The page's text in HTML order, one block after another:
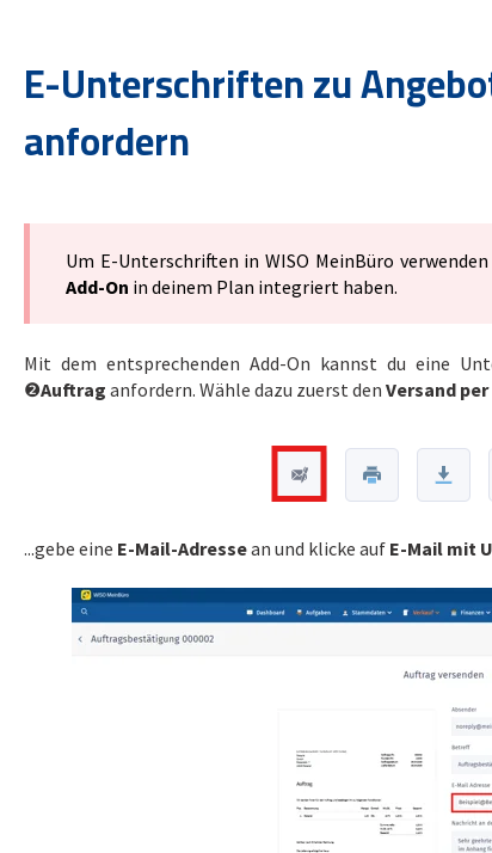
E-Unterschriften zu
anfordern
Um E-Unterschriften in WISO MeinBüro
Add-On in deinem Plan integriert haben.
Mit dem entsprechenden Add-On kannst du eine
❷Auftrag anfordern. Wähle dazu zuerst den Versand
...gebe eine E-Mail-Adressean und klicke auf E-Mail mit